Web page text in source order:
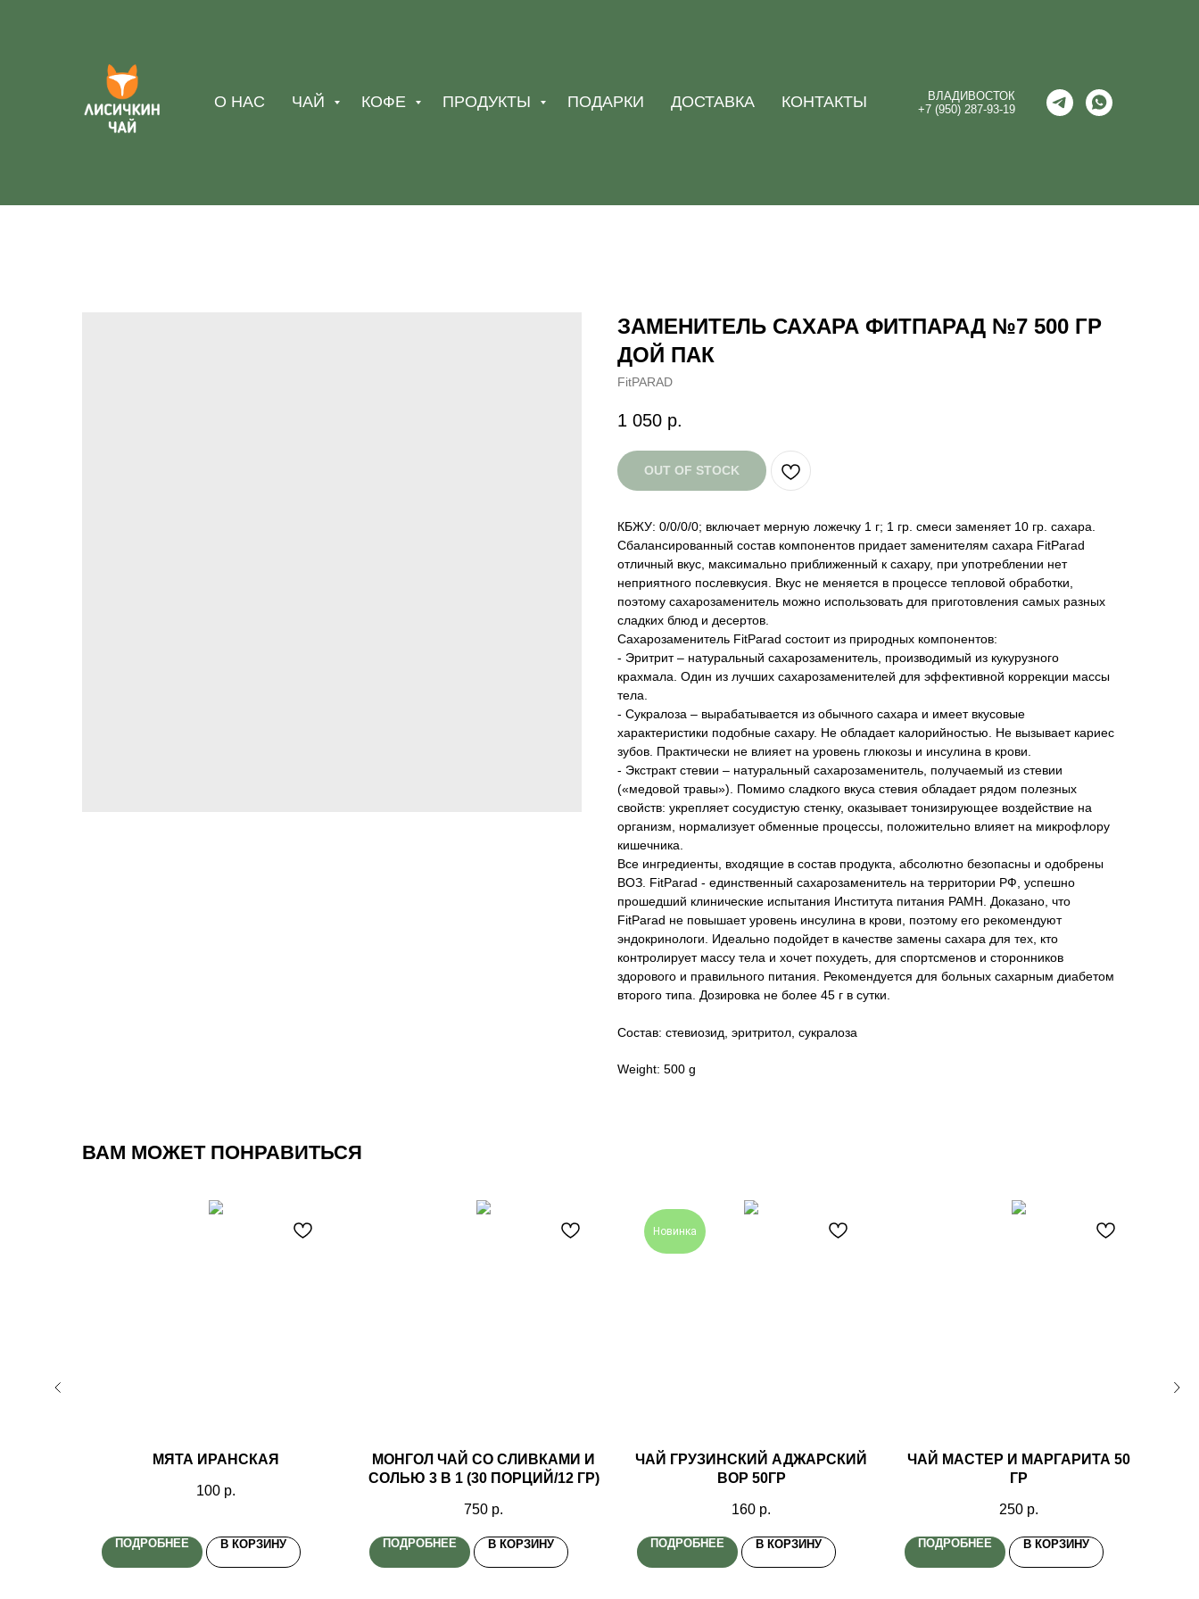
О НАС ЧАЙ КОФЕ ПРОДУКТЫ ПОДАРКИ ДОСТАВКА КОНТАКТЫ
ВЛАДИВОСТОК
+7 (950) 287-93-19
ЗАМЕНИТЕЛЬ САХАРА ФИТПАРАД №7 500 ГР
ДОЙ ПАК
FitPARAD
1 050 р.
OUT OF STOCK
КБЖУ: 0/0/0/0; включает мерную ложечку 1 г; 1 гр. смеси заменяет 10 гр. сахара.
Сбалансированный состав компонентов придает заменителям сахара FitParad
отличный вкус, максимально приближенный к сахару, при употреблении нет
неприятного послевкусия. Вкус не меняется в процессе тепловой обработки,
поэтому сахарозаменитель можно использовать для приготовления самых разных
сладких блюд и десертов.
Сахарозаменитель FitParad состоит из природных компонентов:
- Эритрит – натуральный сахарозаменитель, производимый из кукурузного
крахмала. Один из лучших сахарозаменителей для эффективной коррекции массы
тела.
- Сукралоза – вырабатывается из обычного сахара и имеет вкусовые
характеристики подобные сахару. Не обладает калорийностью. Не вызывает кариес
зубов. Практически не влияет на уровень глюкозы и инсулина в крови.
- Экстракт стевии – натуральный сахарозаменитель, получаемый из стевии
(«медовой травы»). Помимо сладкого вкуса стевия обладает рядом полезных
свойств: укрепляет сосудистую стенку, оказывает тонизирующее воздействие на
организм, нормализует обменные процессы, положительно влияет на микрофлору
кишечника.
Все ингредиенты, входящие в состав продукта, абсолютно безопасны и одобрены
ВОЗ. FitParad - единственный сахарозаменитель на территории РФ, успешно
прошедший клинические испытания Института питания РАМН. Доказано, что
FitParad не повышает уровень инсулина в крови, поэтому его рекомендуют
эндокринологи. Идеально подойдет в качестве замены сахара для тех, кто
контролирует массу тела и хочет похудеть, для спортсменов и сторонников
здорового и правильного питания. Рекомендуется для больных сахарным диабетом
второго типа. Дозировка не более 45 г в сутки.
Состав: стевиозид, эритритол, сукралоза
Weight: 500 g
ВАМ МОЖЕТ ПОНРАВИТЬСЯ
МЯТА ИРАНСКАЯ
100 р.
ПОДРОБНЕЕ В КОРЗИНУ
МОНГОЛ ЧАЙ СО СЛИВКАМИ И
СОЛЬЮ 3 В 1 (30 ПОРЦИЙ/12 ГР)
750 р.
ПОДРОБНЕЕ В КОРЗИНУ
Новинка
ЧАЙ ГРУЗИНСКИЙ АДЖАРСКИЙ
ВОР 50ГР
160 р.
ПОДРОБНЕЕ В КОРЗИНУ
ЧАЙ МАСТЕР И МАРГАРИТА 50
ГР
250 р.
ПОДРОБНЕЕ В КОРЗИНУ